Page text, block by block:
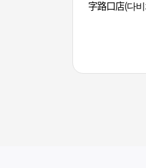
字路口店(다